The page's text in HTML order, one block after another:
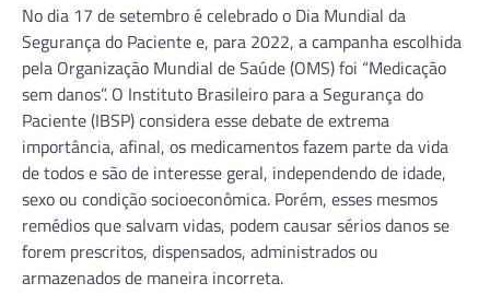
No dia 17 de setembro é celebrado o Dia Mundial da
Segurança do Paciente e, para 2022, a campanha escolhida
pela Organização Mundial de Saúde (OMS) foi “Medicação
sem danos”. O Instituto Brasileiro para a Segurança do
Paciente (IBSP) considera esse debate de extrema
importância, afinal, os medicamentos fazem parte da vida
de todos e são de interesse geral, independendo de idade,
sexo ou condição socioeconômica. Porém, esses mesmos
remédios que salvam vidas, podem causar sérios danos se
forem prescritos, dispensados, administrados ou
armazenados de maneira incorreta.